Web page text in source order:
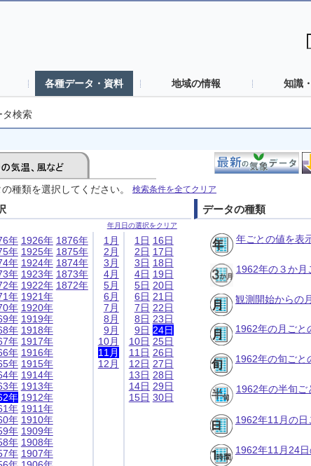
各種データ・資料 地域の情報 知識
タ検索
種類を選択してください。 検索条件を全てクリア
年月日の選択をクリア
年
年
年
年
年
年
年
年
年
年
年
年
年
年
年
年
年
年
年
年
1926年
1925年
1924年
1923年
1922年
1921年
1920年
1919年
1918年
1917年
1916年
1915年
1914年
1913年
1912年
1911年
1910年
1909年
1908年
1907年
1876年
1875年
1874年
1873年
1872年
1月
2月
3月
4月
5月
6月
7月
8月
9月
10月
11月
12月
1日
2日
3日
4日
5日
6日
7日
8日
9日
10日
11日
12日
13日
14日
15日
16日
17日
18日
19日
20日
21日
22日
23日
24日
25日
26日
27日
28日
29日
30日
データの種類
年ごとの値を表
1962年の３か月
観測開始からの
1962年の月ごと
1962年の旬ごと
1962年の半旬ご
1962年11月の
1962年11月24